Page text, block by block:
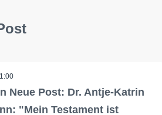
Neue Post: Dr. Antje-Katrin
"Mein Testament ist